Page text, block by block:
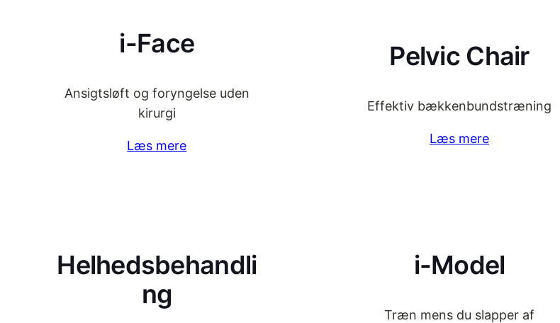
i-Face
Ansigtsløft og foryngelse uden
kirurgi
Læs mere
Pelvic Chair
Effektiv bækkenbundstræning
Læs mere
Helhedsbehandli
ng
i-Model
Træn mens du slapper af